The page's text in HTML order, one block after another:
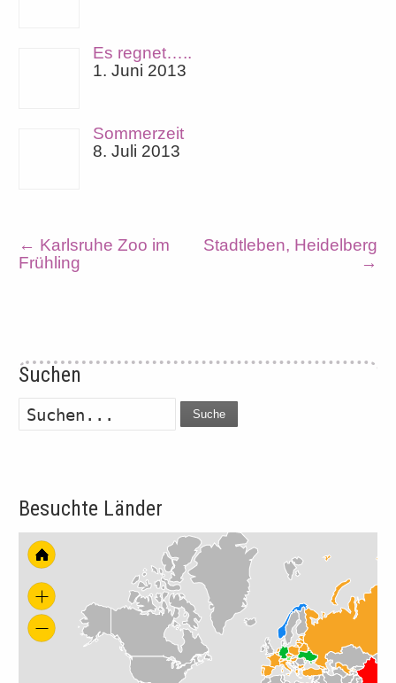
Es regnet…..
1. Juni 2013
Sommerzeit
8. Juli 2013
← Karlsruhe Zoo im
Frühling
Stadtleben, Heidelberg
→
Suchen
Suche
Besuchte Länder